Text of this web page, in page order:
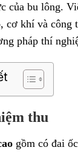
của bu lông.
cơ khí và
pháp thí
thu
gồm có đai